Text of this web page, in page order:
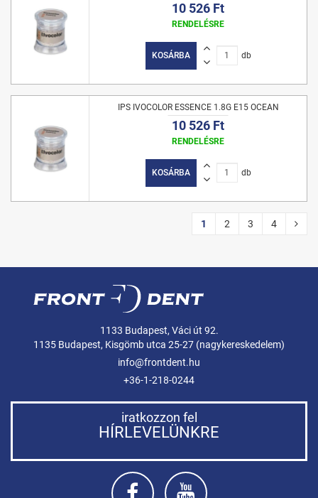
10 526 Ft
RENDELÉSRE
KOSÁRBA db
IPS IVOCOLOR ESSENCE 1.8G E15 OCEAN
10 526 Ft
RENDELÉSRE
KOSÁRBA db
1 2 3 4
1133 Budapest, Váci út 92.
1135 Budapest, Kisgömb utca 25-27 (nagykereskedelem)
info@frontdent.hu
+36-1-218-0244
iratkozzon fel
HÍRLEVELÜNKRE